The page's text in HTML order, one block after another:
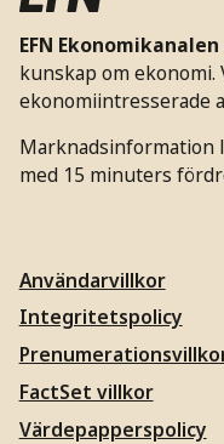
EFN
kunskap om ekonomi.
ekonomiintresserade
Marknadsinformation
med 15 minuters
Användarvillkor
Integritetspolicy
FactSet villkor
Värdepapperspolicy